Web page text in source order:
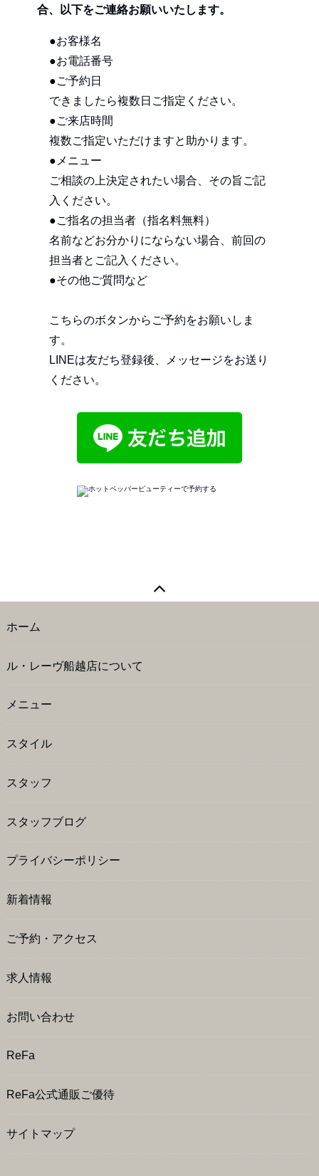
合、以下をご連絡お願いいたします。
●お客様名
●お電話番号
●ご予約日
できましたら複数日ご指定ください。
●ご来店時間
複数ご指定いただけますと助かります。
●メニュー
ご相談の上決定されたい場合、その旨ご記
入ください。
●ご指名の担当者（指名料無料）
名前などお分かりにならない場合、前回の
担当者とご記入ください。
●その他ご質問など
こちらのボタンからご予約をお願いしま
す。
LINEは友だち登録後、メッセージをお送り
ください。
ホーム
ル・レーヴ船越店について
メニュー
スタイル
スタッフ
スタッフブログ
プライバシーポリシー
新着情報
ご予約・アクセス
求人情報
お問い合わせ
ReFa
ReFa公式通販ご優待
サイトマップ